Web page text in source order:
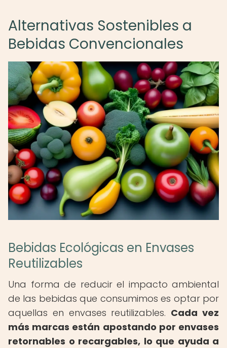
Alternativas Sostenibles a
Bebidas Convencionales
Bebidas Ecológicas en Envases
Reutilizables
Una forma de reducir el impacto ambiental
de las bebidas que consumimos es optar por
aquellas en envases reutilizables. Cada vez
más marcas están apostando por envases
retornables o recargables, lo que ayuda a